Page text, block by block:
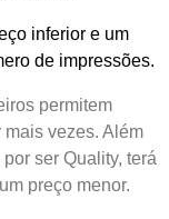
inferior e um
de impressões.
permitem
mais vezes. Além
ser Quality, terá
preço menor.